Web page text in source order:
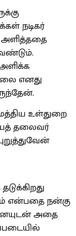
நடிகர்
அளித்ததை
எனது
மத்திய உள்துறை
தலைவர்
என்பதை நன்கு
அதை